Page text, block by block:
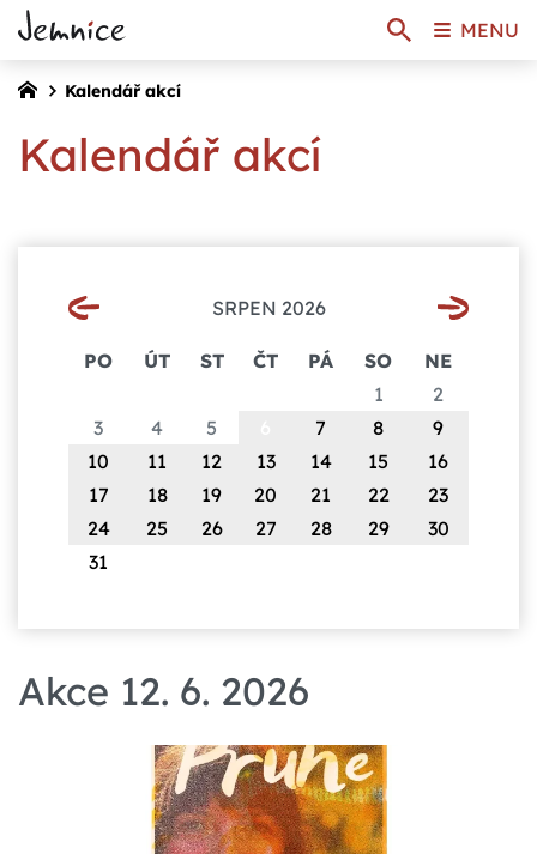
Kalendář akcí
Kalendář akcí
SRPEN 2026
PO ÚT ST ČT PÁ SO
NE
1
2
3
4 5 7 8
9
10
11 12 13 14 15
16
17
18 19 20 21 22
23
24
25 26 27 28 29
30
31
Akce 12. 6. 2026
MENU